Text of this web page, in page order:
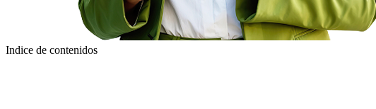
Indice de contenidos